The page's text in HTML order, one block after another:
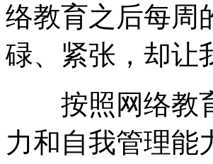
络教育之后每周
碌、紧张，却让
按照网络教育
力和自我管理能